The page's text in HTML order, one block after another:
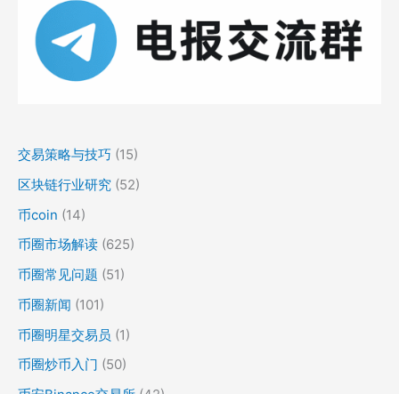
交易策略与技巧 (15)
区块链行业研究 (52)
币coin (14)
币圈市场解读 (625)
币圈常见问题 (51)
币圈新闻 (101)
币圈明星交易员 (1)
币圈炒币入门 (50)